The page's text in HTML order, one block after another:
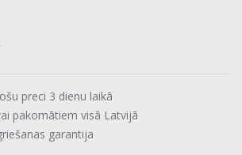
preci 3 dienu laikā
pakomātiem visā Latvijā
garantija